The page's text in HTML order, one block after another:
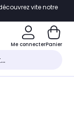
vite notre
Me connecterPanier